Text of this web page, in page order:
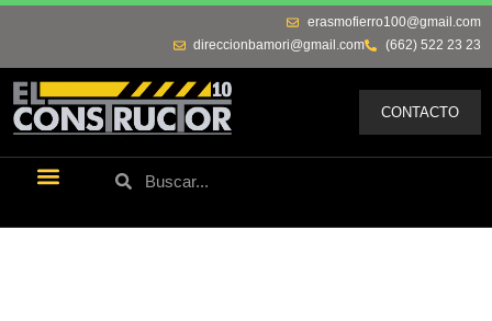
(662) 522 23 23
direccionbamori@gmail.com
erasmofierro100@gmail.com
CONTACTO